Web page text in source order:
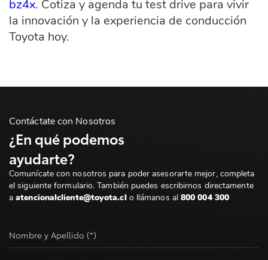
bz4x. Cotiza y agenda tu test drive para vivir
la innovación y la experiencia de conducción
Toyota hoy.
Contáctate con Nosotros
¿En qué podemos
ayudarte?
Comunícate con nosotros para poder asesorarte mejor, completa
el siguiente formulario. También puedes escribirnos directamente
aatencionalcliente@toyota.clo llámanos al 800 004 300
Nombre y Apellido (*)